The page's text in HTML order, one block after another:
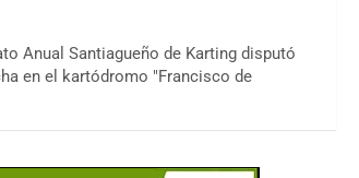
Anual Santiagueño de Karting disputó
en el kartódromo "Francisco de